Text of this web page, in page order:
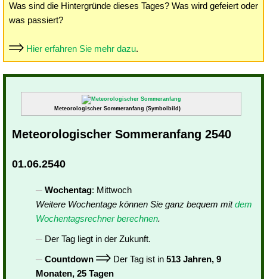
Was sind die Hintergründe dieses Tages? Was wird gefeiert oder
was passiert?
Hier erfahren Sie mehr dazu.
Meteorologischer Sommeranfang (Symbolbild)
Meteorologischer Sommeranfang 2540
01.06.2540
Wochentag: Mittwoch
Weitere Wochentage können Sie ganz bequem mitdem
Wochentagsrechner berechnen.
Der Tag liegt in der Zukunft.
Countdown
Der Tag ist in 513 Jahren, 9
Monaten, 25 Tagen